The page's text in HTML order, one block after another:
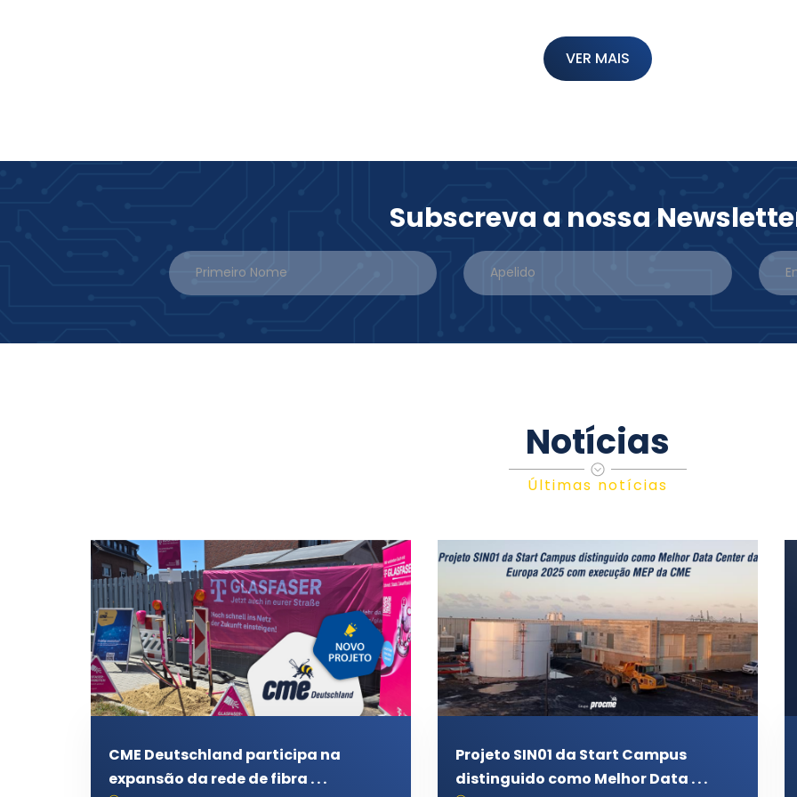
VER MAIS
Subscreva a nossa
Notícias
Últimas notícias
CME Deutschland participa na
expansão da rede de fibra . . .
Projeto SIN01 da Start Campus
distinguido como Melhor Data . . .